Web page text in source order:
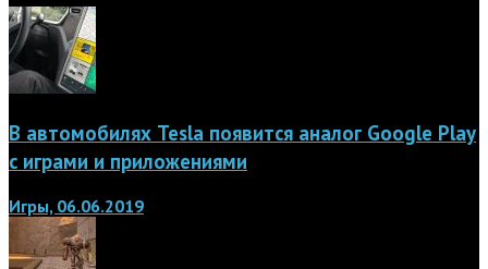
В автомобилях Tesla появится аналог Google Play
с играми и приложениями
Игры, 06.06.2019